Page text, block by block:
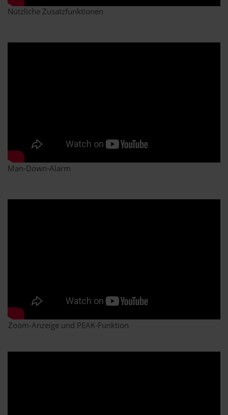
Nützliche Zusatzfunktionen
Man-Down-Alarm
Zoom-Anzeige und PEAK-Funktion